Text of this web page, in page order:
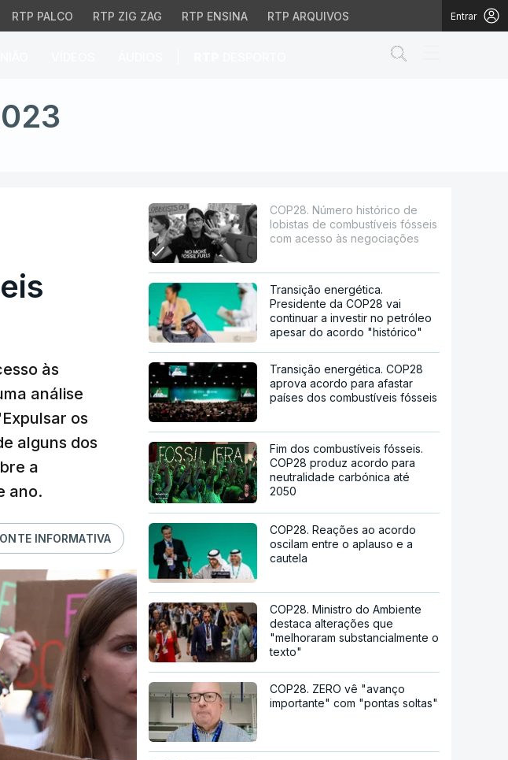
RTP PALCO RTP ZIG ZAG RTP ENSINA RTP ARQUIVOS Entrar
de combustíveis fósseis
às
análise
os
alguns dos
a
ano.
INFORMATIVA
COP28. Número histórico de
lobistas de combustíveis fósseis
com acesso às negociações
Transição energética.
Presidente da COP28 vai
continuar a investir no petróleo
apesar do acordo "histórico"
Transição energética. COP28
aprova acordo para afastar
países dos combustíveis fósseis
Fim dos combustíveis fósseis.
COP28 produz acordo para
neutralidade carbónica até
2050
COP28. Reações ao acordo
oscilam entre o aplauso e a
cautela
COP28. Ministro do Ambiente
destaca alterações que
"melhoraram substancialmente o
texto"
COP28. ZERO vê "avanço
importante" com "pontas soltas"